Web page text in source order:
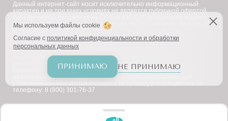
Novacutan.
Они
помогут
особенностях
Данный интернет-сайт носит исключительно информационный
характер и ни при каких условиях не является публичной офертой,
Российской Федерации. Для получения подробной информации об
услугах, ценах и спецпредложениях, пожалуйста, обратитесь в
клинику "Подружки".
Уважаемые клиенты! В настоящее время на сайте ведутся
технические работы по приведению наименований услуг в
соответствие с требованиями Федерального закона № 168-ФЗ.
Приносим извинения за возможное наличие иноязычных
обозначений — они будут заменены в ближайшее время. Для
телефону: 8 (800) 301-76-37
Мы используем файлы cookie
Согласие с политикой конфиденциальности и обработки
персональных данных
ПРИНИМАЮ НЕ ПРИНИМАЮ